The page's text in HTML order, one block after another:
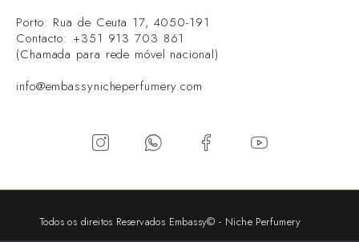
Porto: Rua de Ceuta 17, 4050-191
Contacto: +351 913 703 861
(Chamada para rede móvel nacional)
info@embassynicheperfumery.com
Todos os direitos Reservados Embassy© - Niche Perfumery